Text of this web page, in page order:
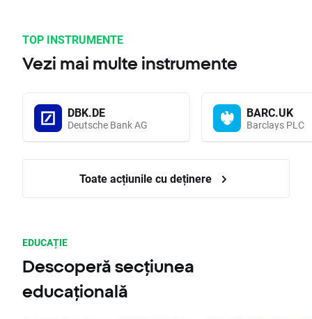
TOP INSTRUMENTE
Vezi mai multe instrumente
DBK.DE
Deutsche Bank AG
BARC.UK
Barclays PLC
Toate acțiunile cu deținere
EDUCAȚIE
Descoperă secțiunea
educațională